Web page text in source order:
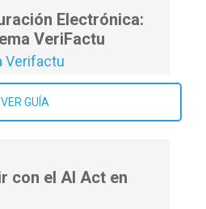
Electrónica:
VeriFactu
Verifactu
VER GUÍA
con el AI Act en